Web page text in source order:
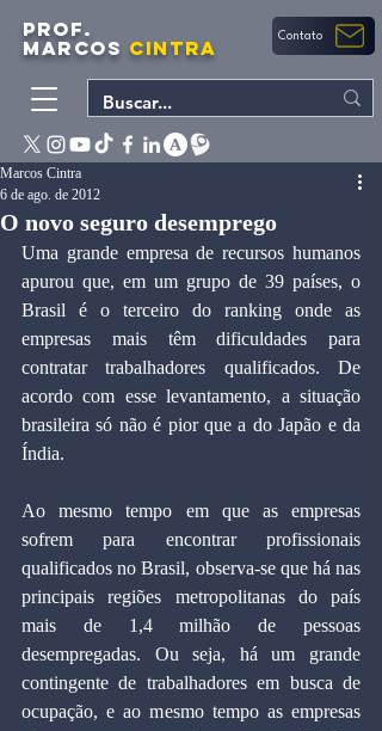
PROF.
MARCOS CINTRA Contato
O novo seguro desemprego
Marcos Cintra
6 de ago. de 2012
Uma grande empresa de recursos humanos
apurou que, em um grupo de 39 países, o
Brasil é o terceiro do ranking onde as
empresas mais têm dificuldades para
contratar trabalhadores qualificados. De
acordo com esse levantamento, a situação
brasileira só não é pior que a do Japão e da
Índia.
Ao mesmo tempo em que as empresas
sofrem para encontrar profissionais
qualificados no Brasil, observa-se que há nas
principais regiões metropolitanas do país
mais de 1,4 milhão de pessoas
desempregadas. Ou seja, há um grande
contingente de trabalhadores em busca de
ocupação, e ao mesmo tempo as empresas